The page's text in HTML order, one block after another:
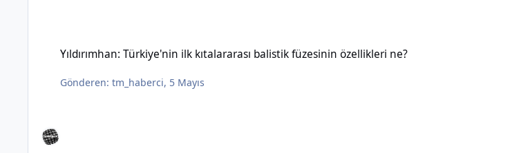
Yıldırımhan: Türkiye'nin ilk kıtalararası balistik füzesinin özellikleri ne?
Gönderen:tm_haberci, 5 Mayıs